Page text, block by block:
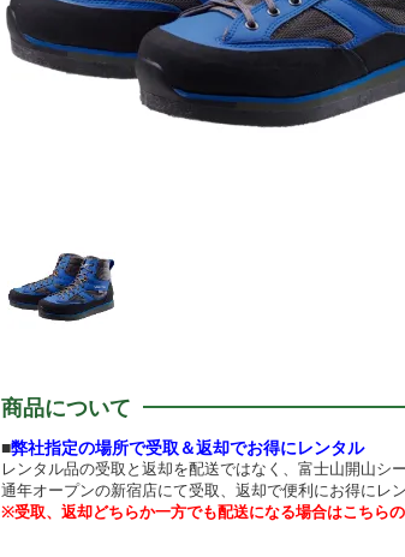
商品について
■弊社指定の場所で受取＆返却でお得にレンタル
レンタル品の受取と返却を配送ではなく、富士山開山シ
通年オープンの新宿店にて受取、返却で便利にお得にレ
※受取、返却どちらか一方でも配送になる場合はこちら